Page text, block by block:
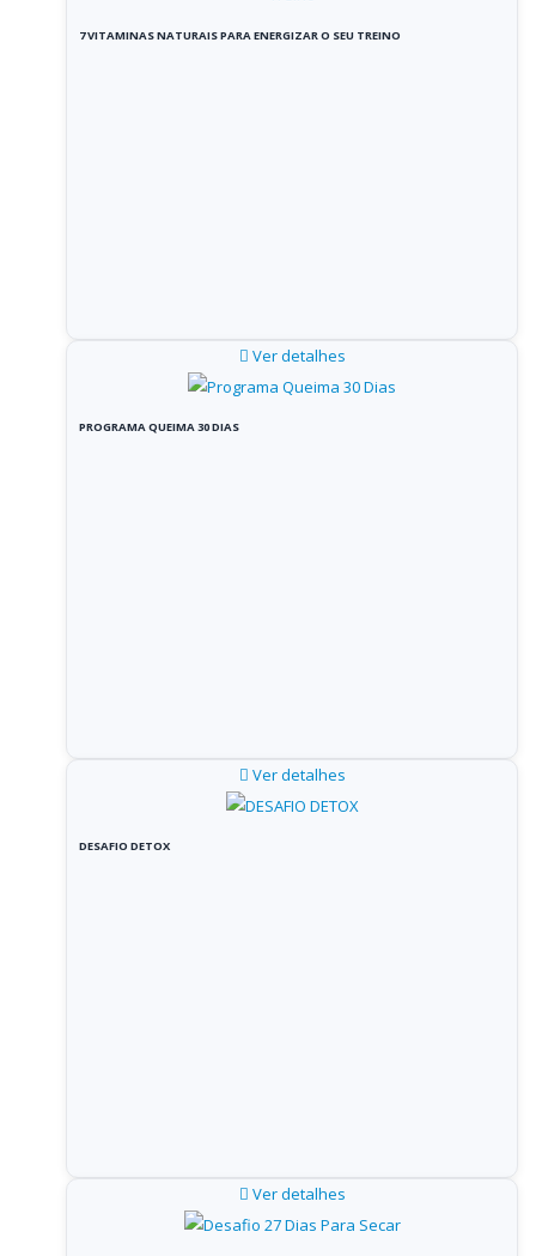
7 VITAMINAS NATURAIS PARA ENERGIZAR O SEU TREINO
Ver detalhes
PROGRAMA QUEIMA 30 DIAS
Ver detalhes
DESAFIO DETOX
Ver detalhes